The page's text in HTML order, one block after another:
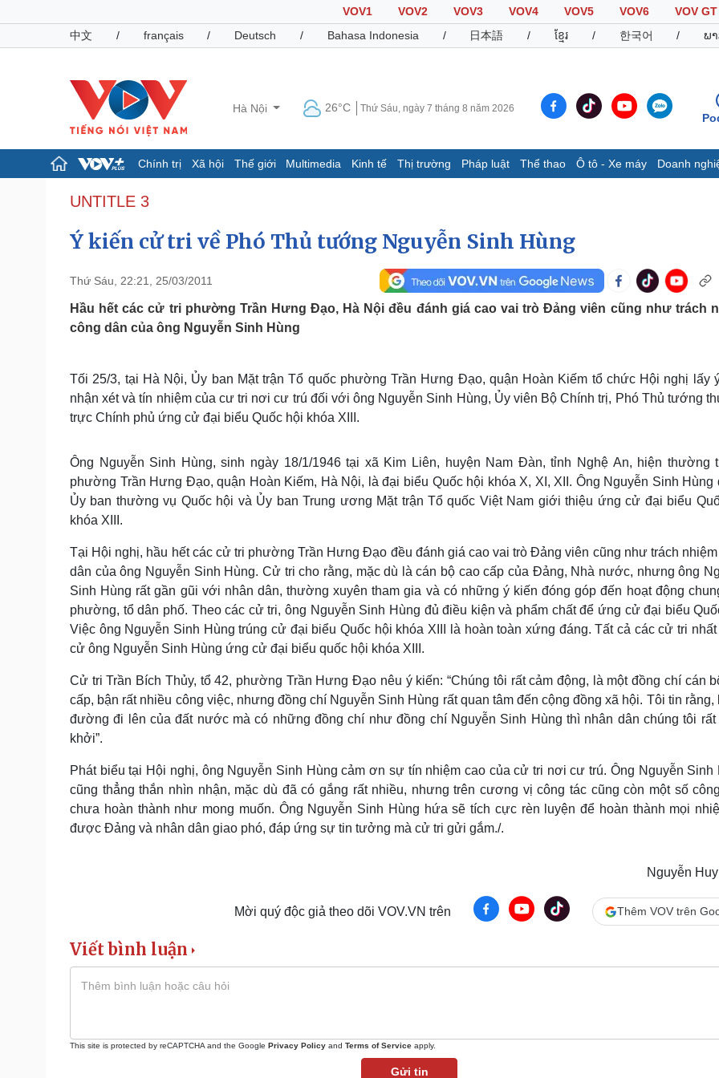
VOV1 VOV2 VOV3 VOV4 VOV5 VOV6
VOV GT
中文
/ français / Deutsch / Bahasa Indonesia / 日本語 / ខ្មែរ / 한국어 / ພ
Hà Nội 26°C Thứ Sáu, ngày 7 tháng 8 năm 2026
Chính trị Xã hội Thế giới Multimedia Kinh tế Thị trường Pháp luật Thể thao Ô tô - Xe máy Doanh
Chính trị
Tổ chức nhân sự
Quốc hội
Dự báo thời tiết
Giáo dục
Biển đảo
Cuộc sống đó đây
Hồ sơ
Ảnh
E-Magazine
Infographic
Pháp luật
Tư vấn luật
Quân sự - Quốc phòng
Phân tích
Thế giới thể thao
eSports
Tư vấn
Dinh dưỡng - món ngon
Cây thuốc
Sản phụ khoa
Nhi khoa
Làm đẹp - giảm cân
Phòng mạch online
Ăn sạch sống khỏe
Nhà đẹp
Blog
Tình yêu - Gia đình
Sân khấu - Điện ảnh
Văn học
Âm nhạc
Nghệ sĩ
Thời trang
Sao Việt
Cải chính
UNTITLE 3
Ý kiến cử tri về Phó Thủ tướng Nguyễn Sinh Hùng
Thứ Sáu, 22:21, 25/03/2011
Hầu hết các cử tri phường Trần Hưng Đạo, Hà Nội đều đánh giá cao vai trò Đảng viên cũng như trách
công dân của ông Nguyễn Sinh Hùng
Tối 25/3, tại Hà Nội, Ủy ban Mặt trận Tổ quốc phường Trần Hưng Đạo, quận Hoàn Kiếm tổ chức Hội nghị lấy
nhận xét và tín nhiệm của cư tri nơi cư trú đối với ông Nguyễn Sinh Hùng, Ủy viên Bộ Chính trị, Phó Thủ tướng
trực Chính phủ ứng cử đại biểu Quốc hội khóa XIII.
Ông Nguyễn Sinh Hùng, sinh ngày 18/1/1946 tại xã Kim Liên, huyện Nam Đàn, tỉnh Nghệ An, hiện thường
phường Trần Hưng Đạo, quận Hoàn Kiếm, Hà Nội, là đại biểu Quốc hội khóa X, XI, XII. Ông Nguyễn Sinh
Ủy ban thường vụ Quốc hội và Ủy ban Trung ương Mặt trận Tổ quốc Việt Nam giới thiệu ứng cử đại biểu
khóa XIII.
Tại Hội nghị, hầu hết các cử tri phường Trần Hưng Đạo đều đánh giá cao vai trò Đảng viên cũng như trách nhiệm
dân của ông Nguyễn Sinh Hùng. Cử tri cho rằng, mặc dù là cán bộ cao cấp của Đảng, Nhà nước, nhưng ông
Sinh Hùng rất gần gũi với nhân dân, thường xuyên tham gia và có những ý kiến đóng góp đến hoạt động
phường, tổ dân phố. Theo các cử tri, ông Nguyễn Sinh Hùng đủ điều kiện và phẩm chất để ứng cử đại biểu
Việc ông Nguyễn Sinh Hùng trúng cử đại biểu Quốc hội khóa XIII là hoàn toàn xứng đáng. Tất cả các cử tri nhất
cử ông Nguyễn Sinh Hùng ứng cử đại biểu quốc hội khóa XIII.
Cử tri Trần Bích Thủy, tổ 42, phường Trần Hưng Đạo nêu ý kiến: “Chúng tôi rất cảm động, là một đồng chí cán
cấp, bận rất nhiều công việc, nhưng đồng chí Nguyễn Sinh Hùng rất quan tâm đến cộng đồng xã hội. Tôi tin
đường đi lên của đất nước mà có những đồng chí như đồng chí Nguyễn Sinh Hùng thì nhân dân chúng tôi rất
khởi”.
Phát biểu tại Hội nghị, ông Nguyễn Sinh Hùng cảm ơn sự tín nhiệm cao của cử tri nơi cư trú. Ông Nguyễn Sinh
cũng thẳng thắn nhìn nhận, mặc dù đã có gắng rất nhiều, nhưng trên cương vị công tác cũng còn một số
chưa hoàn thành như mong muốn. Ông Nguyễn Sinh Hùng hứa sẽ tích cực rèn luyện để hoàn thành mọi
được Đảng và nhân dân giao phó, đáp ứng sự tin tưởng mà cử tri gửi gắm./.
Nguyễn
Mời quý độc giả theo dõi VOV.VN trên Thêm VOV trên
Viết bình luận
This site is protected by reCAPTCHA and the Google Privacy Policy and Terms of Service apply.
Gửi tin